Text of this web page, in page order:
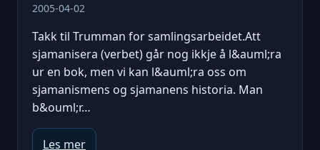
2005-04-02
Takk til Trumman for samlingsarbeidet.Att
sjamanisera (verbet) går nog ikkje å l&auml;ra
ur en bok, men vi kan l&auml;ra oss om
sjamanismens og sjamanens historia. Man
b&ouml;r…
Les mer